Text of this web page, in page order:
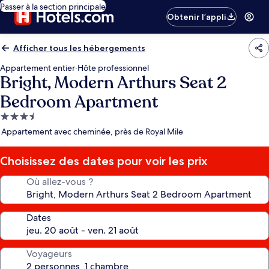
Passer à la section principale
Obtenir l’appli
Afficher tous les hébergements
Appartement entier·Hôte professionnel
Bright, Modern Arthurs Seat 2
Bedroom Apartment
Hébergement
3.5 étoiles
Appartement avec cheminée, près de Royal Mile
Choisissez des dates pour voir les prix
Où allez-vous ?
Dates
Voyageurs